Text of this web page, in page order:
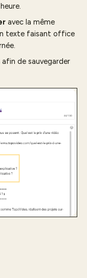
avec la même
texte faisant office
afin de sauvegarder